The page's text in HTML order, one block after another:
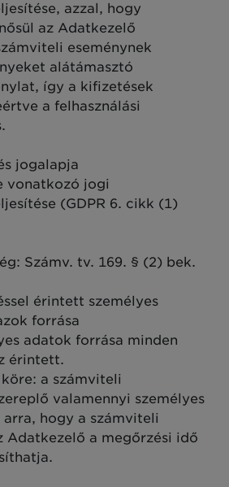
azzal, hogy
az Adatkezelő
eseménynek
alátámasztó
így a kifizetések
a felhasználási
jogalapja
vonatkozó jogi
(GDPR 6. cikk (1)
Számv. tv. 169. § (2) bek.
érintett személyes
forrása
adatok forrása minden
érintett.
a számviteli
valamennyi személyes
hogy a számviteli
Adatkezelő a megőrzési idő